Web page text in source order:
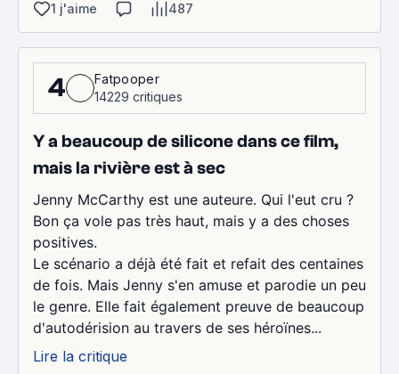
1 j'aime
487
4
Fatpooper
14229 critiques
Y a beaucoup de silicone dans ce film,
mais la rivière est à sec
Jenny McCarthy est une auteure. Qui l'eut cru ?
Bon ça vole pas très haut, mais y a des choses
positives.
Le scénario a déjà été fait et refait des centaines
de fois. Mais Jenny s'en amuse et parodie un peu
le genre. Elle fait également preuve de beaucoup
d'autodérision au travers de ses héroïnes...
Lire la critique